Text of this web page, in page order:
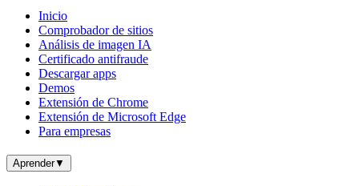
Inicio
Comprobador de sitios
Análisis de imagen IA
Certificado antifraude
Descargar apps
Demos
Extensión de Chrome
Extensión de Microsoft Edge
Para empresas
Aprender▼